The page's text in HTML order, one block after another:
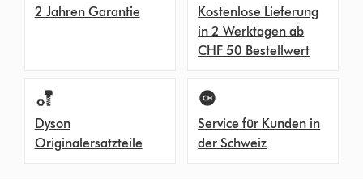
2 Jahren Garantie
Kostenlose Lieferung
in 2 Werktagen ab
CHF 50 Bestellwert
Dyson
Originalersatzteile
Service für Kunden in
der Schweiz